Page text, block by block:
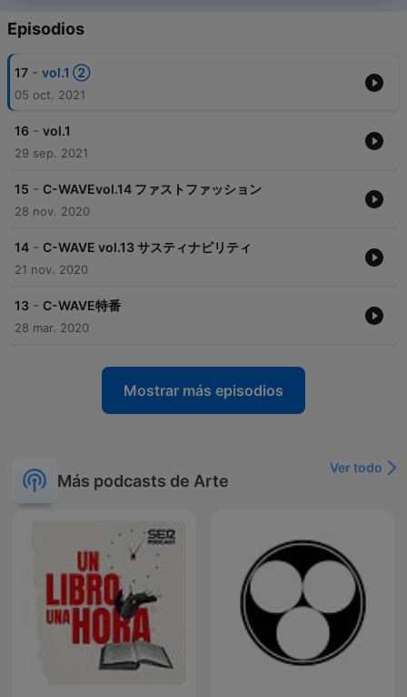
Episodios
17 - vol.1 ②
05 oct. 2021
16 - vol.1
29 sep. 2021
15 - C-WAVEvol.14 ファストファッション
28 nov. 2020
14 - C-WAVE vol.13 サスティナビリティ
21 nov. 2020
13 - C-WAVE特番
28 mar. 2020
Mostrar más episodios
Más podcasts de Arte
Ver todo